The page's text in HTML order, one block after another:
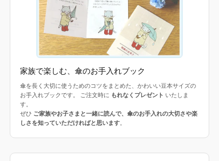
家族で楽しむ、傘のお手入れブック
傘を長く大切に使うためのコツをまとめた、かわいい豆本サイズの
お手入れブックです。 ご注文時に もれなくプレゼント いたしま
す。
ぜひ ご家族やお子さまと一緒に読んで、傘のお手入れの大切さや楽
しさを知っていただければと思います。